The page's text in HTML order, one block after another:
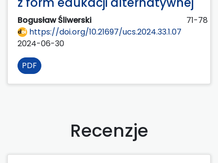
Bogusław Śliwerski
71-78
https://doi.org/10.21697/ucs.2024.33.1.07
2024-06-30
PDF
Recenzje